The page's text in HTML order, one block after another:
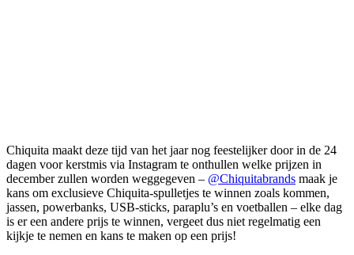
Chiquita maakt deze tijd van het jaar nog feestelijker door in de 24
dagen voor kerstmis via Instagram te onthullen welke prijzen in
december zullen worden weggegeven – @Chiquitabrands maak je
kans om exclusieve Chiquita-spulletjes te winnen zoals kommen,
jassen, powerbanks, USB-sticks, paraplu’s en voetballen – elke dag
is er een andere prijs te winnen, vergeet dus niet regelmatig een
kijkje te nemen en kans te maken op een prijs!